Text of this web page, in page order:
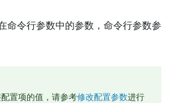
命令行参数中的参数，命令行参数参
置项的值，请参考修改配置参数进行